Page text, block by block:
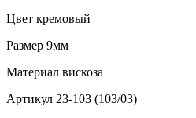
Цвет кремовый
Размер 9мм
Материал вискоза
Артикул 23-103 (103/03)